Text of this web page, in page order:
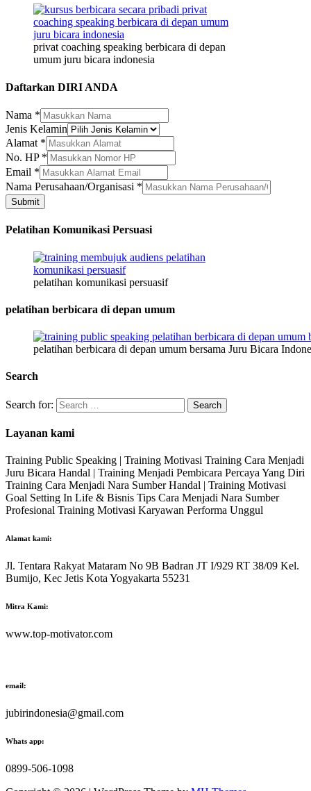
privat coaching speaking berbicara di depan
umum juru bicara indonesia
Daftarkan DIRI ANDA
Nama *
Jenis Kelamin
Alamat *
No. HP *
Jenis
Alamat
HP
Email *
Nama Perusahaan/Organisasi *
Submit
Pelatihan Komunikasi Persuasi
pelatihan komunikasi persuasif
pelatihan berbicara di depan umum
pelatihan berbicara di depan umum bersama Juru Bicara
Search
Search for:
Layanan kami
Training Public Speaking | Training Motivasi Training Cara Menjadi
Juru Bicara Handal | Training Menjadi Pembicara Percaya Yang Diri
Training Cara Menjadi Nara Sumber Handal | Training Motivasi
Goal Setting In Life & Bisnis Tips Cara Menjadi Nara Sumber
Profesional Training Motivasi Karyawan Performa Unggul
Alamat kami:
Jl. Tentara Rakyat Mataram No 9B Badran JT I/929 RT 38/09 Kel.
Bumijo, Kec Jetis Kota Yogyakarta 55231
Mitra Kami:
www.top-motivator.com
email:
jubirindonesia@gmail.com
Whats app:
0899-506-1098